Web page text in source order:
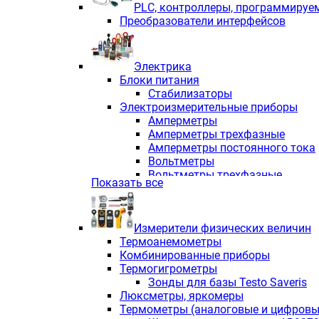
PLС, контроллеры,
Преобразователи интерфейсов
Электрика
Блоки питания
Стабилизаторы
Электроизмерительные приборы
Амперметры
Амперметры трехфазные
Амперметры постоянного тока
Вольтметры
Вольтметры трехфазные
Вольтметры постоянного тока
Индикаторы аналоговых
Измерители COS F
Комбинированные приборы
Комбинированные приборы
Комбинированные приборы
Анализаторы качества
Анализаторы мощности
Показать все
Измерители физических величин
Термоанемометры
Комбинированные приборы
Термогигрометры
Зонды для базы Testo Saveris
Люксметры, яркомеры
Термометры (аналоговые и